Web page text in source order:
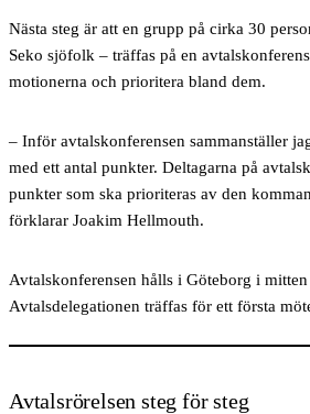
Nästa steg är att en grupp på cirka 30
Seko sjöfolk – träffas på en
motionerna och prioritera bland dem.
– Inför avtalskonferensen sammanställer
med ett antal punkter. Deltagarna på
punkter som ska prioriteras av den
förklarar Joakim Hellmouth.
Avtalskonferensen hålls i Göteborg i
Avtalsdelegationen träffas för ett första
Avtalsrörelsen steg för steg